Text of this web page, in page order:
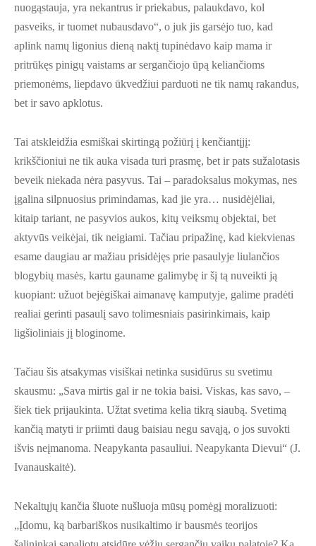
nuogąstauja, yra nekantrus ir priekabus, palaukdavo, kol
pasveiks, ir tuomet nubausdavo“, o juk jis garsėjo tuo, kad
aplink namų ligonius dieną naktį tupinėdavo kaip mama ir
pritrūkęs pinigų vaistams ar sergančiojo ūpą keliančioms
priemonėms, liepdavo ūkvedžiui parduoti ne tik namų rakandus,
bet ir savo apklotus.
Tai atskleidžia esmiškai skirtingą požiūrį į kenčiantįjį:
krikščioniui ne tik auka visada turi prasmę, bet ir pats sužalotasis
beveik niekada nėra pasyvus. Tai – paradoksalus mokymas, nes
įgalina silpnuosius primindamas, kad jie yra… nusidėjėliai,
kitaip tariant, ne pasyvios aukos, kitų veiksmų objektai, bet
aktyvūs veikėjai, tik neigiami. Tačiau pripažinę, kad kiekvienas
esame daugiau ar mažiau prisidėjęs prie pasaulyje liulančios
blogybių masės, kartu gauname galimybę ir šį tą nuveikti ją
kuopiant: užuot bejėgiškai aimanavę kamputyje, galime pradėti
realiai gerinti pasaulį savo tolimesniais pasirinkimais, kaip
ligšioliniais jį bloginome.
Tačiau šis atsakymas visiškai netinka susidūrus su svetimu
skausmu: „Sava mirtis gal ir ne tokia baisi. Viskas, kas savo, –
šiek tiek prijaukinta. Užtat svetima kelia tikrą siaubą. Svetimą
kančią matyti ir priimti daug baisiau negu savąją, o jos suvokti
išvis neįmanoma. Neapykanta pasauliui. Neapykanta Dievui“ (J.
Ivanauskaitė).
Nekaltųjų kančia šluote nušluoja mūsų pomėgį moralizuoti:
„Įdomu, ką barbariškos nusikaltimo ir bausmės teorijos